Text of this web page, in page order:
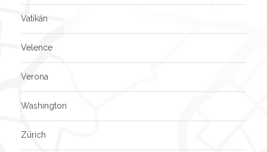
Vatikán
Velence
Verona
Washington
Zürich